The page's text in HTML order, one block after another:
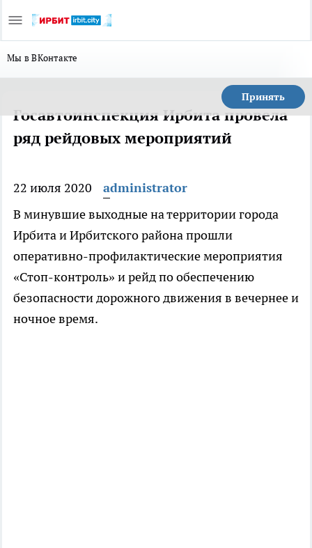
Мы в ВКонтакте
Принять
Госавтоинспекция Ирбита провела
ряд рейдовых мероприятий
22 июля 2020
administrator
В минувшие выходные на территории города
Ирбита и Ирбитского района прошли
оперативно-профилактические мероприятия
«Стоп-контроль» и рейд по обеспечению
безопасности дорожного движения в вечернее и
ночное время.